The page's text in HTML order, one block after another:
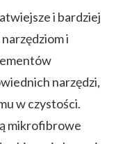
i bardziej
i
narzędzi,
w czystości.
mikrofibrowe